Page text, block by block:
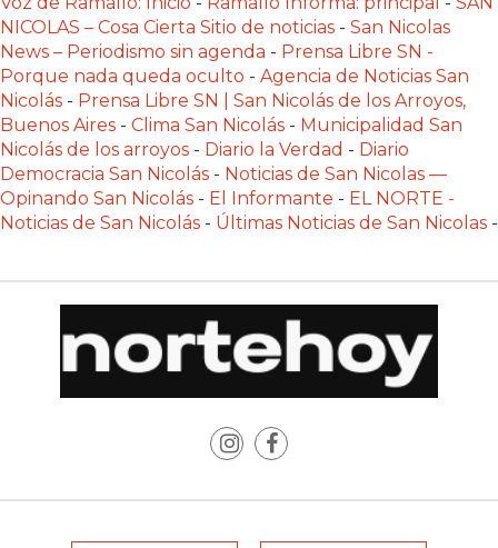
VS
OTRAS
PLATAFORMAS
DE
VENTA
POR
WHATSAPP
CÓMO
PARA
NICOLAS – Cosa Cierta Sitio de noticias - San Nicolas
News – Periodismo sin agenda - Prensa Libre SN -
Porque nada queda oculto - Agencia de Noticias San
Nicolás - Prensa Libre SN | San Nicolás de los Arroyos,
Buenos Aires - Clima San Nicolás - Municipalidad San
Nicolás de los arroyos - Diario la Verdad - Diario
Democracia San Nicolás - Noticias de San Nicolas —
Opinando San Nicolás - El Informante - EL NORTE -
Noticias de San Nicolás - Últimas Noticias de San Nicolas -